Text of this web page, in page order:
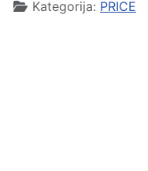
Kategorija: PRICE